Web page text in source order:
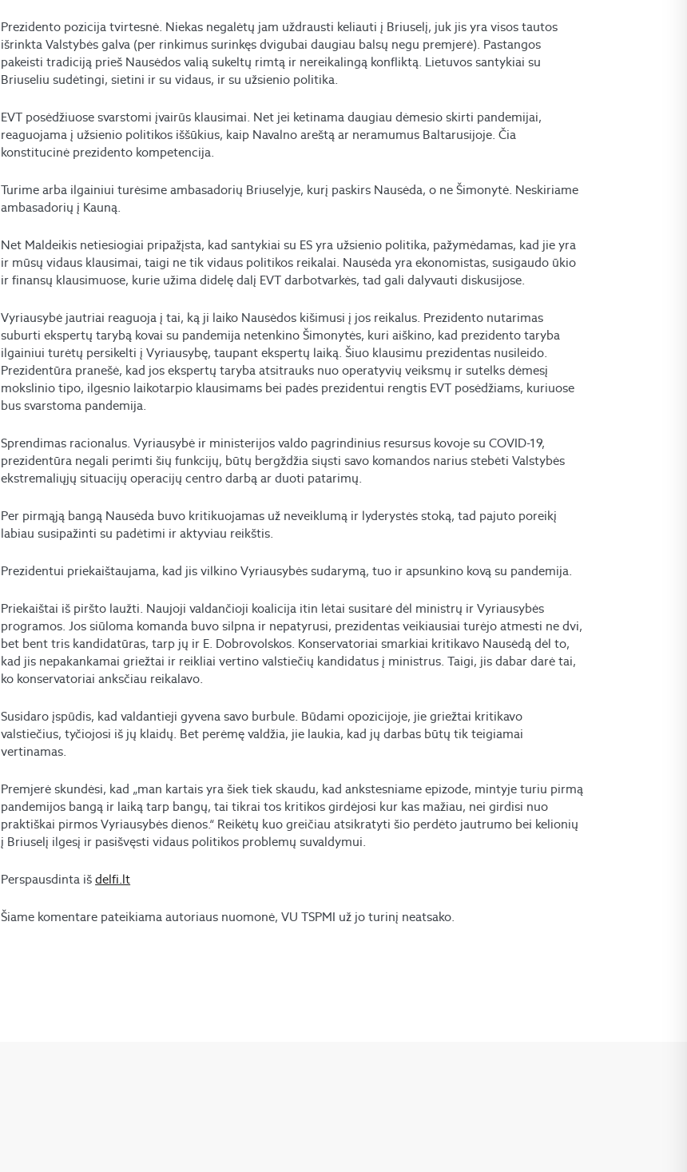
Prezidento pozicija tvirtesnė. Niekas negalėtų jam uždrausti keliauti į Briuselį, juk jis yra visos tautos
išrinkta Valstybės galva (per rinkimus surinkęs dvigubai daugiau balsų negu premjerė). Pastangos
pakeisti tradiciją prieš Nausėdos valią sukeltų rimtą ir nereikalingą konfliktą. Lietuvos santykiai su
Briuseliu sudėtingi, sietini ir su vidaus, ir su užsienio politika.
EVT posėdžiuose svarstomi įvairūs klausimai. Net jei ketinama daugiau dėmesio skirti pandemijai,
reaguojama į užsienio politikos iššūkius, kaip Navalno areštą ar neramumus Baltarusijoje. Čia
konstitucinė prezidento kompetencija.
Turime arba ilgainiui turėsime ambasadorių Briuselyje, kurį paskirs Nausėda, o ne Šimonytė. Neskiriame
ambasadorių į Kauną.
Net Maldeikis netiesiogiai pripažįsta, kad santykiai su ES yra užsienio politika, pažymėdamas, kad jie yra
ir mūsų vidaus klausimai, taigi ne tik vidaus politikos reikalai. Nausėda yra ekonomistas, susigaudo ūkio
ir finansų klausimuose, kurie užima didelę dalį EVT darbotvarkės, tad gali dalyvauti diskusijose.
Vyriausybė jautriai reaguoja į tai, ką ji laiko Nausėdos kišimusi į jos reikalus. Prezidento nutarimas
suburti ekspertų tarybą kovai su pandemija netenkino Šimonytės, kuri aiškino, kad prezidento taryba
ilgainiui turėtų persikelti į Vyriausybę, taupant ekspertų laiką. Šiuo klausimu prezidentas nusileido.
Prezidentūra pranešė, kad jos ekspertų taryba atsitrauks nuo operatyvių veiksmų ir sutelks dėmesį
mokslinio tipo, ilgesnio laikotarpio klausimams bei padės prezidentui rengtis EVT posėdžiams, kuriuose
bus svarstoma pandemija.
Sprendimas racionalus. Vyriausybė ir ministerijos valdo pagrindinius resursus kovoje su COVID-19,
prezidentūra negali perimti šių funkcijų, būtų bergždžia siųsti savo komandos narius stebėti Valstybės
ekstremaliųjų situacijų operacijų centro darbą ar duoti patarimų.
Per pirmąją bangą Nausėda buvo kritikuojamas už neveiklumą ir lyderystės stoką, tad pajuto poreikį
labiau susipažinti su padėtimi ir aktyviau reikštis.
Prezidentui priekaištaujama, kad jis vilkino Vyriausybės sudarymą, tuo ir apsunkino kovą su pandemija.
Priekaištai iš piršto laužti. Naujoji valdančioji koalicija itin lėtai susitarė dėl ministrų ir Vyriausybės
programos. Jos siūloma komanda buvo silpna ir nepatyrusi, prezidentas veikiausiai turėjo atmesti ne dvi,
bet bent tris kandidatūras, tarp jų ir E. Dobrovolskos. Konservatoriai smarkiai kritikavo Nausėdą dėl to,
kad jis nepakankamai griežtai ir reikliai vertino valstiečių kandidatus į ministrus. Taigi, jis dabar darė tai,
ko konservatoriai anksčiau reikalavo.
Susidaro įspūdis, kad valdantieji gyvena savo burbule. Būdami opozicijoje, jie griežtai kritikavo
valstiečius, tyčiojosi iš jų klaidų. Bet perėmę valdžia, jie laukia, kad jų darbas būtų tik teigiamai
vertinamas.
Premjerė skundėsi, kad „man kartais yra šiek tiek skaudu, kad ankstesniame epizode, mintyje turiu pirmą
pandemijos bangą ir laiką tarp bangų, tai tikrai tos kritikos girdėjosi kur kas mažiau, nei girdisi nuo
praktiškai pirmos Vyriausybės dienos.“ Reikėtų kuo greičiau atsikratyti šio perdėto jautrumo bei kelionių
į Briuselį ilgesį ir pasišvęsti vidaus politikos problemų suvaldymui.
Perspausdinta išdelfi.lt
Šiame komentare pateikiama autoriaus nuomonė, VU TSPMI už jo turinį neatsako.